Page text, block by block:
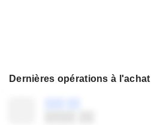
Dernières opérations à l'achat